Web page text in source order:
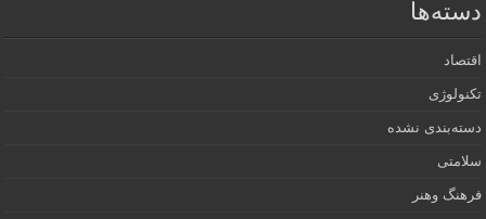
دسته‌ها
اقتصاد
تکنولوژی
دسته‌بندی نشده
سلامتی
فرهنگ وهنر